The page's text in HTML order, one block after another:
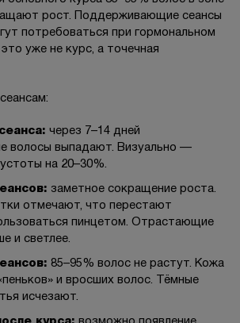
рост. Поддерживающие сеансы
потребоваться при гормональном
уже не курс, а точечная
через 7–14 дней
волосы выпадают. Визуально —
на 20–30%.
заметное сокращение роста.
отмечают, что перестают
пинцетом. Отрастающие
и светлее.
85–95% волос не растут. Кожа
и вросших волос. Тёмные
исчезают.